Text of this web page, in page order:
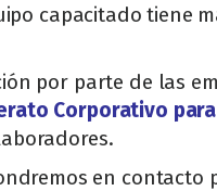
capacitado tiene
por parte de las
Corporativo
en contacto